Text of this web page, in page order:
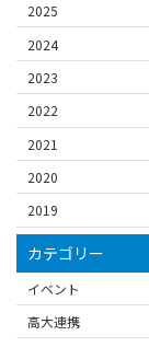
2025
2024
2023
2022
2021
2020
2019
カテゴリー
イベント
高大連携